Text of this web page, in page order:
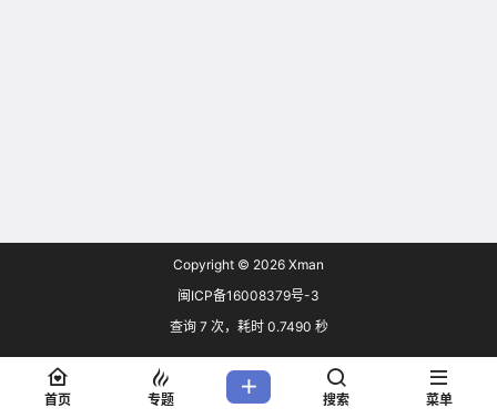
Copyright © 2026 Xman
闽ICP备16008379号-3
查询 7 次，耗时 0.7490 秒
首页 专题 搜索 菜单